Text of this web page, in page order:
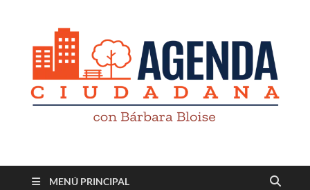
Revista digital
MENÚ PRINCIPAL